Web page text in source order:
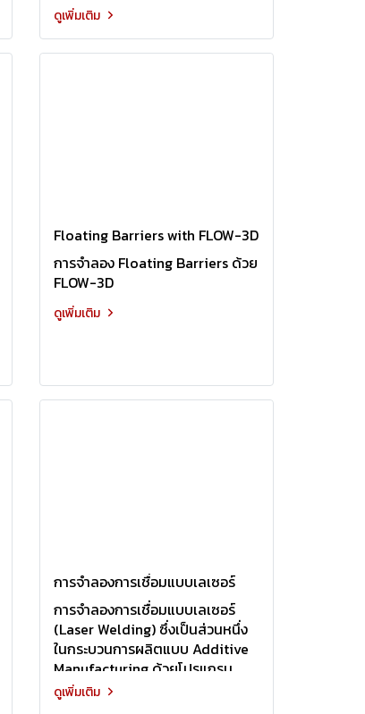
ดูเพิ่มเติม
Floating Barriers with FLOW-3D
การจำลอง Floating Barriers ด้วย
FLOW-3D
ดูเพิ่มเติม
การจำลองการเชื่อมแบบเลเซอร์
การจำลองการเชื่อมแบบเลเซอร์
(Laser Welding) ซึ่งเป็นส่วนหนึ่ง
ในกระบวนการผลิตแบบ Additive
Manufacturing ด้วยโปรแกรม
Flow 3D ผู้นำและผู้บุกเบิกในกลุ่ม
ดูเพิ่มเติม